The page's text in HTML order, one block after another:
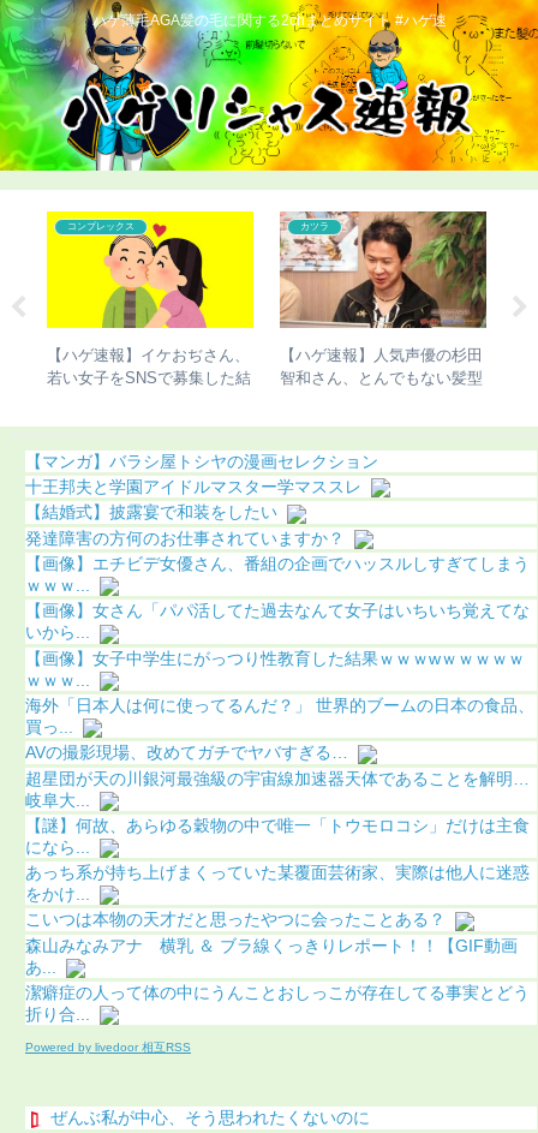
ハゲ薄毛AGA髪の毛に関する2chまとめサイト #ハゲ速
報】イケおぢさん、
をSNSで募集した結
【ハゲ速報】人気声優の杉田
智和さん、とんでもない髪型
こどおじ・ニート
【ハゲ速報】か
家、ナチュラル
【マンガ】バラシ屋トシヤの漫画セレクション
十王邦夫と学園アイドルマスター学マススレ
【結婚式】披露宴で和装をしたい
発達障害の方何のお仕事されていますか？
【画像】エチビデ女優さん、番組の企画でハッスルしすぎてしまう
ｗｗｗ...
【画像】女さん「パパ活してた過去なんて女子はいちいち覚えてな
いから...
【画像】女子中学生にがっつり性教育した結果ｗｗｗwｗｗｗｗｗ
ｗｗｗ...
海外「日本人は何に使ってるんだ？」 世界的ブームの日本の食品、
買っ...
AVの撮影現場、改めてガチでヤバすぎる…
超星団が天の川銀河最強級の宇宙線加速器天体であることを解明…
岐阜大...
【謎】何故、あらゆる穀物の中で唯一「トウモロコシ」だけは主食
になら...
あっち系が持ち上げまくっていた某覆面芸術家、実際は他人に迷惑
をかけ...
こいつは本物の天才だと思ったやつに会ったことある？
森山みなみアナ 横乳 ＆ ブラ線くっきりレポート！！【GIF動画
あ...
潔癖症の人って体の中にうんことおしっこが存在してる事実とどう
折り合...
Powered by livedoor 相互RSS
ぜんぶ私が中心、そう思われたくないのに